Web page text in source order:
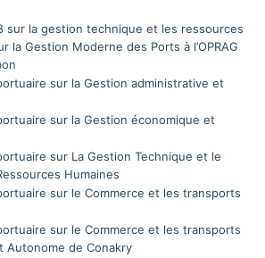
sur la gestion technique et les ressources
la Gestion Moderne des Ports à l’OPRAG
sur la Gestion administrative et
sur la Gestion économique et
sur La Gestion Technique et le
Humaines
sur le Commerce et les transports
sur le Commerce et les transports
Autonome de Conakry